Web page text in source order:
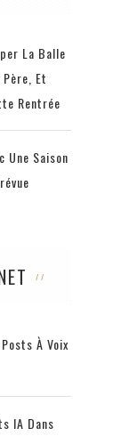
La Balle
Et
Rentrée
Une Saison
À Voix
IA Dans